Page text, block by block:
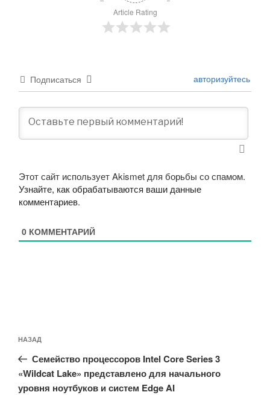
Article Rating
Подписаться авторизуйтесь
Этот сайт использует Akismet для борьбы со спамом.
Узнайте, как обрабатываются ваши данные
комментариев.
0 КОММЕНТАРИЙ
по
записям
Предыдущая
запись:
НАЗАД
Семейство процессоров Intel Core Series 3
«Wildcat Lake» представлено для начального
уровня ноутбуков и систем Edge AI